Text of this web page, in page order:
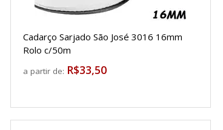
Cadarço Sarjado São José 3016 16mm
Rolo c/50m
a partir de: R$33,50